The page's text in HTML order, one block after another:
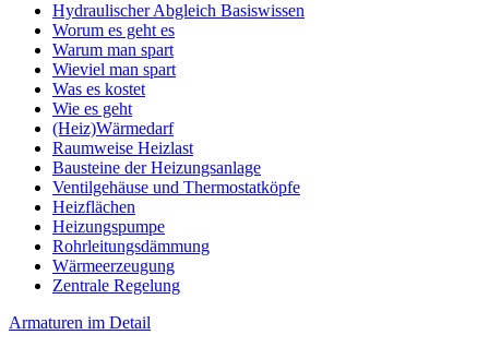
Hydraulischer Abgleich Basiswissen
Worum es geht es
Warum man spart
Wieviel man spart
Was es kostet
Wie es geht
(Heiz)Wärmedarf
Raumweise Heizlast
Bausteine der Heizungsanlage
Ventilgehäuse und Thermostatköpfe
Heizflächen
Heizungspumpe
Rohrleitungsdämmung
Wärmeerzeugung
Zentrale Regelung
Armaturen im Detail